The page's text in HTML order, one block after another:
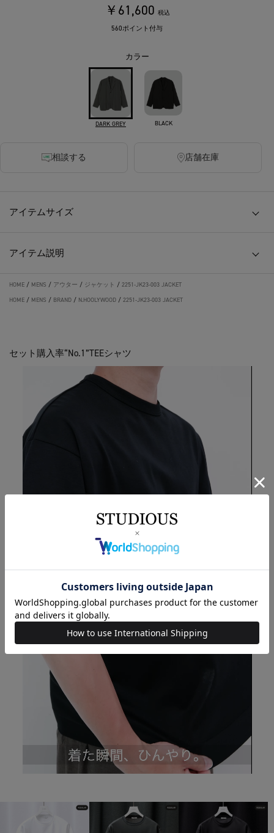
￥61,600 税込
560ポイント付与
カラー
DARK GREY BLACK
相談する 店舗在庫
アイテムサイズ
アイテム説明
HOME / MENS / アウター / ジャケット / 2251-JK23-003 JACKET
HOME / MENS / BRAND / N.HOOLYWOOD / 2251-JK23-003 JACKET
セット購入率“No.1”TEEシャツ